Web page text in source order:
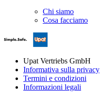
Chi siamo
Cosa facciamo
Upat Vertriebs GmbH
Informativa sulla privacy
Termini e condizioni
Informazioni legali